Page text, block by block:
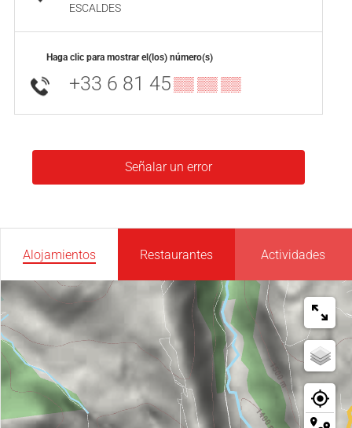
ESCALDES
Haga clic para mostrar el(los) número(s)
+33 6 81 45▒▒ ▒▒ ▒▒
Señalar un error
Alojamientos Restaurantes Actividades